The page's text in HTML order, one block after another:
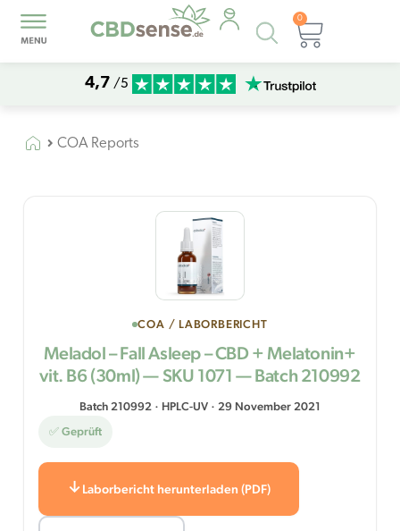
Products
search
0
4,7 /5
COA Reports
COA / LABORBERICHT
Meladol – Fall Asleep – CBD + Melatonin+
vit. B6 (30ml) — SKU 1071 — Batch 210992
Batch 210992 · HPLC-UV · 29 November 2021
✅ Geprüft
Laborbericht herunterladen (PDF)